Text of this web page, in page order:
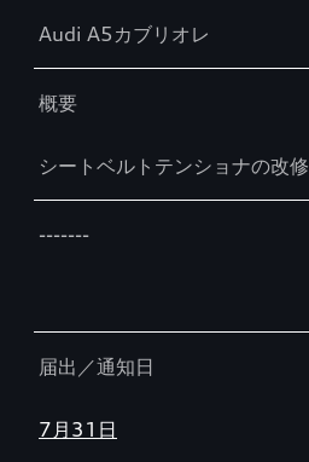
Audi A5カブリオレ
概要
シートベルトテンショナの改修
-------
届出／通知日
7月31日